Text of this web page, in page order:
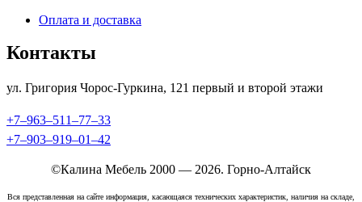
Оплата и доставка
Контакты
ул. Григория Чорос-Гуркина, 121 ​первый и второй этажи
+7‒963‒511‒77‒33
+7‒903‒919‒01‒42
©Калина Мебель 2000 — 2026. Горно-Алтайск
Вся представленная на сайте информация, касающаяся технических характеристик, наличия на складе,